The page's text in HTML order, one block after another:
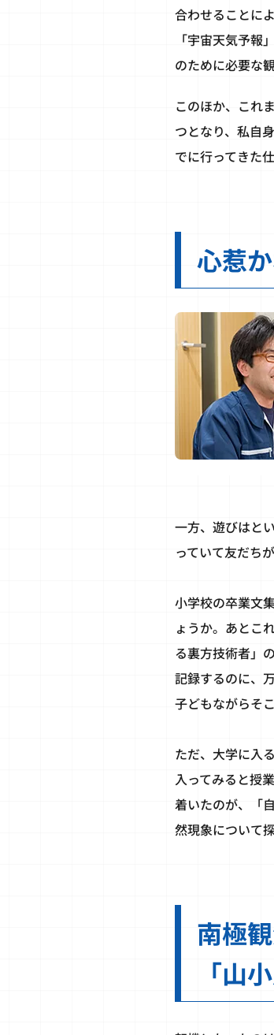
合わせることに
「宇宙天気予報
のために必要な
このほか、これ
つとなり、私自
でに行ってきた
心惹
一方、遊びはと
っていて友だち
小学校の卒業文
ょうか。あとこ
る裏方技術者」
記録するのに、
子どもながらそ
ただ、大学に入
入ってみると授
着いたのが、「
然現象について
南極
「山